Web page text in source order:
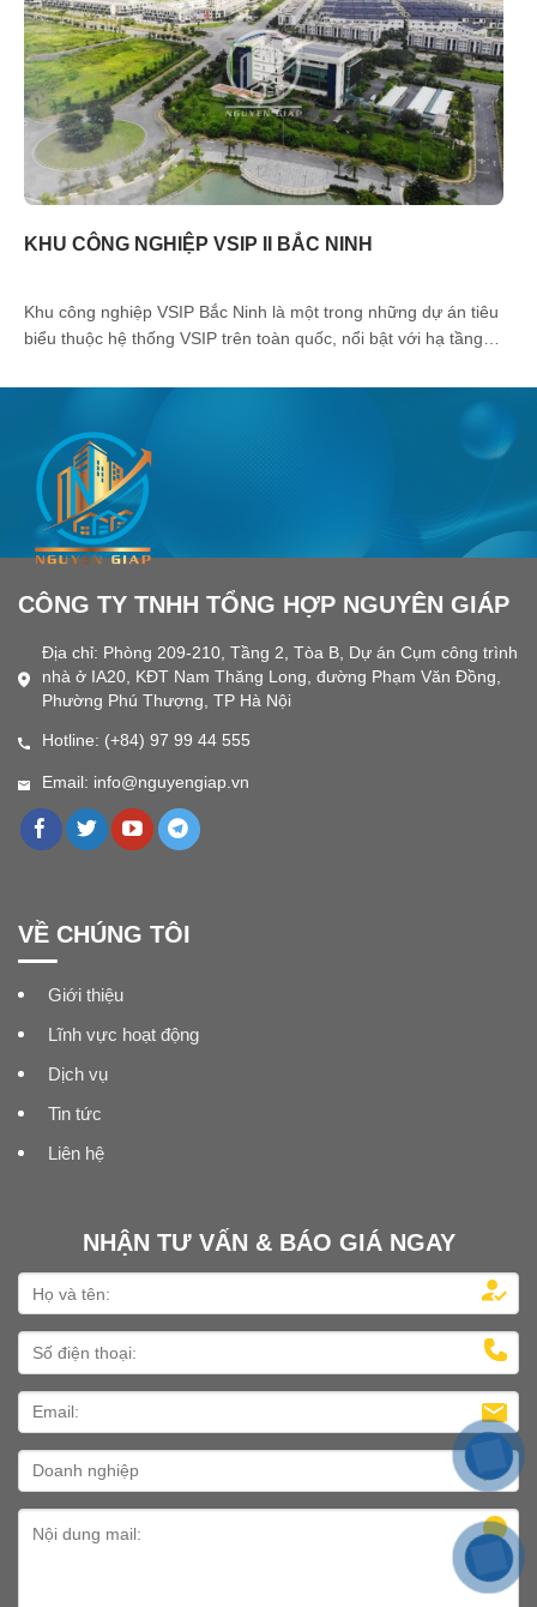
KHU CÔNG NGHIỆP VSIP II BẮC NINH
Khu công nghiệp VSIP Bắc Ninh là một trong những dự án tiêu
biểu thuộc hệ thống VSIP trên toàn quốc, nổi bật với hạ tầng
Tọa lạc tại cửa ngõ trung tâm công nghiệp phía Bắc, KCN VSIP
CÔNG TY TNHH TỔNG HỢP NGUYÊN GIÁP
Địa chỉ: Phòng 209-210, Tầng 2, Tòa B, Dự án Cụm công trình
nhà ở IA20, KĐT Nam Thăng Long, đường Phạm Văn Đồng,
Phường Phú Thượng, TP Hà Nội
Hotline: (+84) 97 99 44 555
Email: info@nguyengiap.vn
VỀ CHÚNG TÔI
Giới thiệu
Lĩnh vực hoạt động
Dịch vụ
Tin tức
Liên hệ
NHẬN TƯ VẤN & BÁO GIÁ NGAY